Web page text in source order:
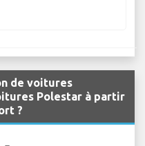
de voitures
Polestar à partir
?